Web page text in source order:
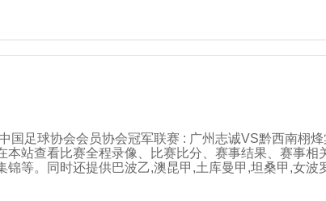
国足球协会会员协会冠军联赛 : 广州志诚VS黔西南栩
站查看比赛全程录像、比赛比分、赛事结果、赛事
等。同时还提供巴波乙,澳昆甲,土库曼甲,坦桑甲,女